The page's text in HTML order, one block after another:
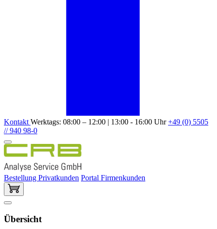
Kontakt Werktags: 08:00 – 12:00 | 13:00 - 16:00 Uhr+49 (0) 5505
// 940 98-0
Bestellung Privatkunden Portal Firmenkunden
Übersicht